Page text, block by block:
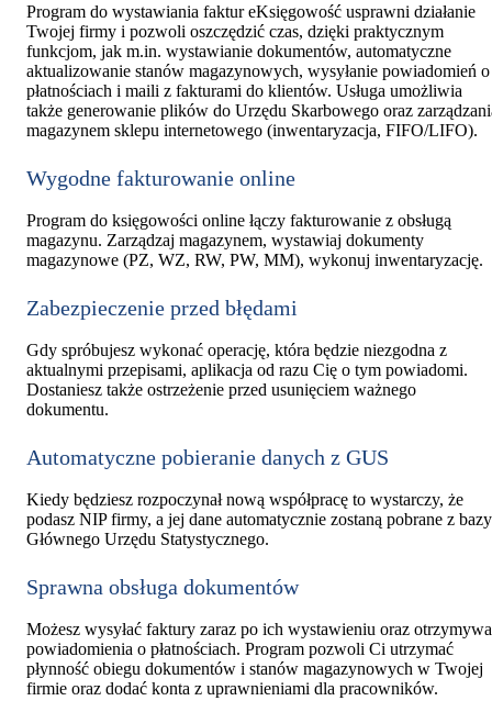
Program do wystawiania faktur eKsięgowość usprawni działanie
Twojej firmy i pozwoli oszczędzić czas, dzięki praktycznym
funkcjom, jak m.in. wystawianie dokumentów, automatyczne
aktualizowanie stanów magazynowych, wysyłanie powiadomień o
płatnościach i maili z fakturami do klientów. Usługa umożliwia
także generowanie plików do Urzędu Skarbowego oraz
magazynem sklepu internetowego (inwentaryzacja, FIFO/LIFO).
Wygodne fakturowanie online
Program do księgowości online łączy fakturowanie z obsługą
magazynu. Zarządzaj magazynem, wystawiaj dokumenty
magazynowe (PZ, WZ, RW, PW, MM), wykonuj inwentaryzację.
Zabezpieczenie przed błędami
Gdy spróbujesz wykonać operację, która będzie niezgodna z
aktualnymi przepisami, aplikacja od razu Cię o tym powiadomi.
Dostaniesz także ostrzeżenie przed usunięciem ważnego
dokumentu.
Automatyczne pobieranie danych z GUS
Kiedy będziesz rozpoczynał nową współpracę to wystarczy, że
podasz NIP firmy, a jej dane automatycznie zostaną pobrane z bazy
Głównego Urzędu Statystycznego.
Sprawna obsługa dokumentów
Możesz wysyłać faktury zaraz po ich wystawieniu oraz
powiadomienia o płatnościach. Program pozwoli Ci utrzymać
płynność obiegu dokumentów i stanów magazynowych w Twojej
firmie oraz dodać konta z uprawnieniami dla pracowników.